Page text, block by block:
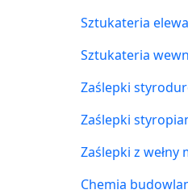
Sztukateria
Sztukateria
Zaślepki
Zaślepki
Zaślepki z wełny
Chemia